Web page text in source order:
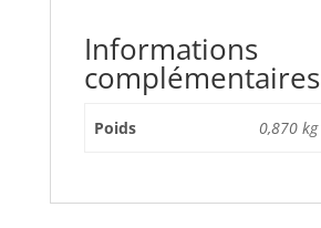
Informations
complémentaires
Poids 0,870 kg